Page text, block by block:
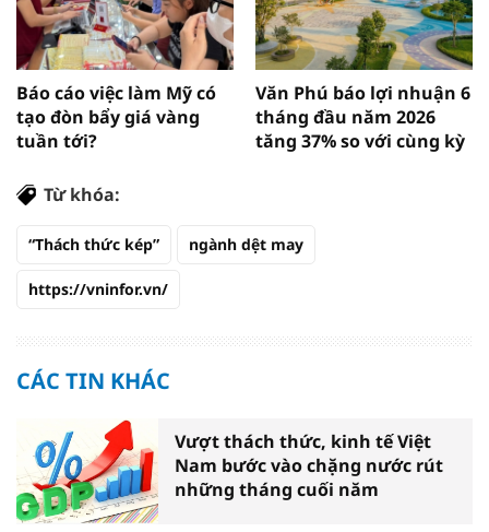
Báo cáo việc làm Mỹ có
tạo đòn bẩy giá vàng
tuần tới?
Văn Phú báo lợi nhuận 6
tháng đầu năm 2026
tăng 37% so với cùng kỳ
Từ khóa:
“Thách thức kép” ngành dệt may
https://vninfor.vn/
CÁC TIN KHÁC
Vượt thách thức, kinh tế Việt
Nam bước vào chặng nước rút
những tháng cuối năm